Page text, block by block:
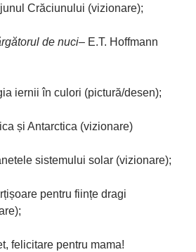
Crăciunului (vizionare);
de nuci– E.T. Hoffmann
iernii în culori (pictură/desen);
și Antarctica (vizionare)
sistemului solar (vizionare);
pentru ființe dragi
felicitare pentru mama!